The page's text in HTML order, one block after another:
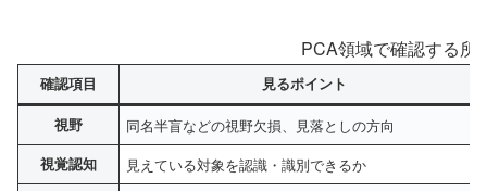
PCA領域で確認する所
確認項目 見るポイント
視野 同名半盲などの視野欠損、見落としの方向
視覚認知 見えている対象を認識・識別できるか